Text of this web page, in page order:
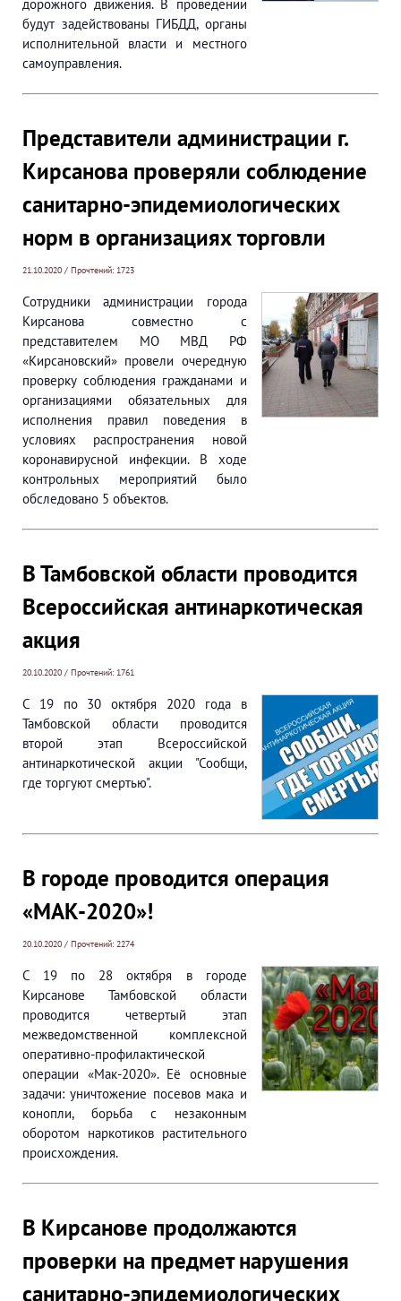
дорожного движения. В проведении
будут задействованы ГИБДД, органы
исполнительной власти и местного
самоуправления.
Представители администрации г.
Кирсанова проверяли соблюдение
санитарно-эпидемиологических
норм в организациях торговли
21.10.2020 / Прочтений: 1723
Сотрудники администрации города
Кирсанова совместно с
представителем МО МВД РФ
«Кирсановский» провели очередную
проверку соблюдения гражданами и
организациями обязательных для
исполнения правил поведения в
условиях распространения новой
коронавирусной инфекции. В ходе
контрольных мероприятий было
обследовано 5 объектов.
В Тамбовской области проводится
Всероссийская антинаркотическая
акция
20.10.2020 / Прочтений: 1761
С 19 по 30 октября 2020 года в
Тамбовской области проводится
второй этап Всероссийской
антинаркотической акции "Сообщи,
где торгуют смертью".
В городе проводится операция
«МАК-2020»!
20.10.2020 / Прочтений: 2274
С 19 по 28 октября в городе
Кирсанове Тамбовской области
проводится четвертый этап
межведомственной комплексной
оперативно-профилактической
операции «Мак-2020». Её основные
задачи: уничтожение посевов мака и
конопли, борьба с незаконным
оборотом наркотиков растительного
происхождения.
В Кирсанове продолжаются
проверки на предмет нарушения
санитарно-эпидемиологических